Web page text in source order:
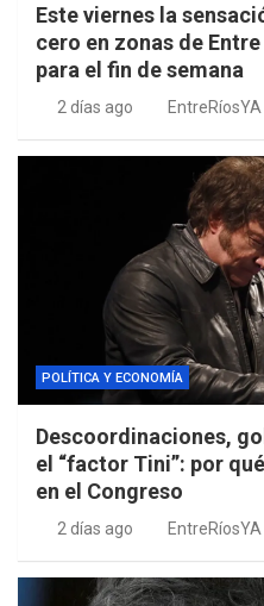
Este viernes la
cero en zonas de
para el fin de semana
2 días ago EntreRíosYA
POLÍTICA Y ECONOMÍA
Descoordinaciones,
el “factor Tini”: por
en el Congreso
2 días ago EntreRíosYA